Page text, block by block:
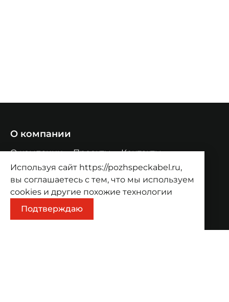
О компании
О компании Проекты Контакты
Продукция
Каталог Корзина
Информация
Используя сайт https://pozhspeckabel.ru,
вы соглашаетесь с тем, что мы используем
cookies и другие похожие технологии
Подтверждаю